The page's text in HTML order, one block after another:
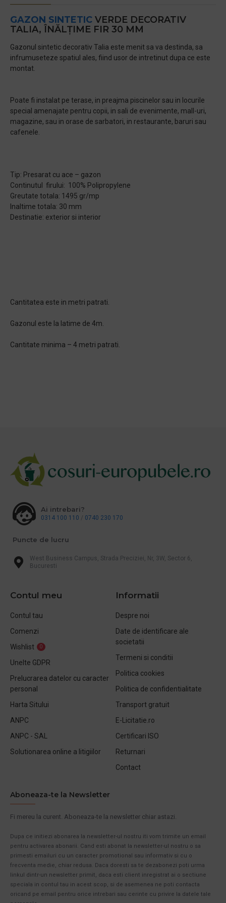
GAZON SINTETIC VERDE DECORATIV
TALIA, ÎNĂLȚIME FIR 30 MM
Gazonul sintetic decorativ Talia este menit sa va destinda, sa
infrumuseteze spatiul ales, fiind usor de intretinut dupa ce este
montat.
Poate fi instalat pe terase, in preajma piscinelor sau in locurile
special amenajate pentru copii, in sali de evenimente, mall-uri,
magazine, sau in orase de sarbatori, in restaurante, baruri sau
cafenele.
Tip: Presarat cu ace – gazon
Continutul firului: 100% Polipropylene
Greutate totala: 1495 gr/mp
Inaltime totala: 30 mm
Destinatie: exterior si interior
Cantitatea este in metri patrati.
Gazonul este la latime de 4m.
Cantitate minima – 4 metri patrati.
Ai intrebari?
0314 100 110 / 0740 230 170
Puncte de lucru
West Business Campus, Strada Preciziei, Nr, 3W, Sector 6,
Bucuresti
Contul meu
Contul tau
Comenzi
Wishlist
0
Unelte GDPR
Prelucrarea datelor cu caracter
personal
Harta Sitului
ANPC
ANPC - SAL
Solutionarea online a litigiilor
Informatii
Despre noi
Date de identificare ale
societatii
Termeni si conditii
Politica cookies
Politica de confidentialitate
Transport gratuit
E-Licitatie.ro
Certificari ISO
Returnari
Contact
Aboneaza-te la Newsletter
Fi mereu la curent. Aboneaza-te la newsletter chiar astazi.
Dupa ce initiezi abonarea la newsletter-ul nostru iti vom trimite un email
pentru activarea abonarii. Cand esti abonat la newsletter-ul nostru o sa
primesti emailuri cu un caracter promotional sau informativ si cu o
frecventa medie, chiar redusa. Daca doresti sa te dezabonezi poti urma
linkul dintr-un newsletter primit, daca esti client inregistrat ai o sectiune
speciala in contul tau in acest scop, si de asemenea ne poti contacta
oricand pe email pentru orice intrebari sau cerinte cu privire la datele tale